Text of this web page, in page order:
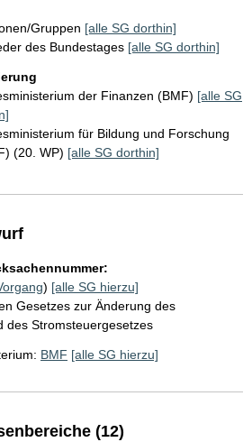
Gruppen [alle SG dorthin]
des Bundestages [alle SG dorthin]
der Finanzen (BMF) [alle SG
für Bildung und Forschung
(20. WP) [alle SG dorthin]
) [alle SG hierzu]
Gesetzes zur Änderung des
des Stromsteuergesetzes
BMF [alle SG hierzu]
(12)